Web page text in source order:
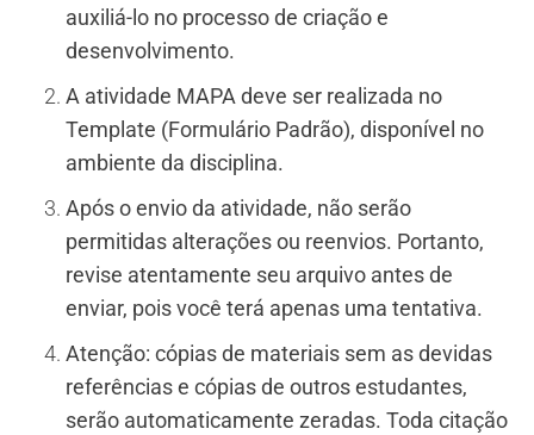
auxiliá-lo no processo de criação e
desenvolvimento.
A atividade MAPA deve ser realizada no
Template (Formulário Padrão), disponível no
ambiente da disciplina.
Após o envio da atividade, não serão
permitidas alterações ou reenvios. Portanto,
revise atentamente seu arquivo antes de
enviar, pois você terá apenas uma tentativa.
Atenção: cópias de materiais sem as devidas
referências e cópias de outros estudantes,
serão automaticamente zeradas. Toda citação